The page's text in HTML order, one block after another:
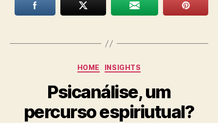
Categorias
HOME INSIGHTS
Psicanálise, um
percurso espiriutual?